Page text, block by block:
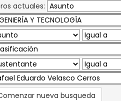
actuales:
nueva busqueda